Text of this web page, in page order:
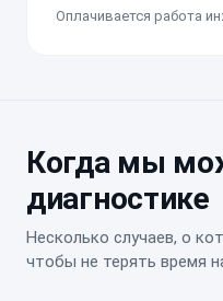
Оплачивается работа
Когда мы
диагностике
Несколько случаев, о
чтобы не терять время